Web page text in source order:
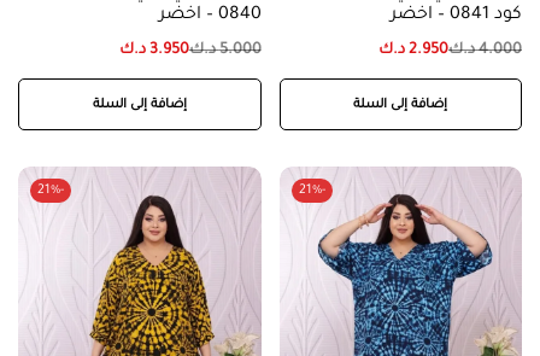
كود 0841 – اخضر
4.000 د.ك2.950 د.ك
إضافة إلى السلة
0840 – اخضر
5.000 د.ك3.950 د.ك
إضافة إلى السلة
-21%
-21%